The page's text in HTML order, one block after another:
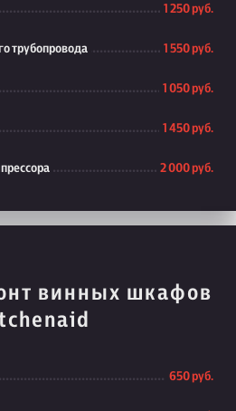
1 250 руб.
трубопровода 1 550 руб.
1 050 руб.
1 450 руб.
2 000 руб.
винных шкафов
650 руб.